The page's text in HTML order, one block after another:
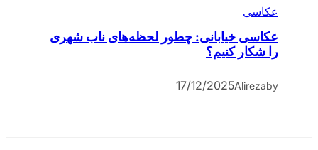
عکاسی
عکاسی خیابانی: چطور لحظه‌های ناب شهری
را شکار کنیم؟
by
Alireza
17/12/2025